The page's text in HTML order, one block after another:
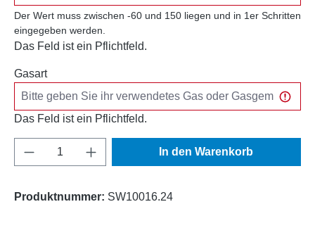
Der Wert muss zwischen -60 und 150 liegen und in 1er Schritten
eingegeben werden.
Das Feld ist ein Pflichtfeld.
Gasart
Das Feld ist ein Pflichtfeld.
Produkt Anzahl: Gib den gewünschten
In den Warenkorb
Produktnummer: SW10016.24